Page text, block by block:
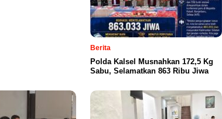
Berita
Polda Kalsel Musnahkan 172,5 Kg
Sabu, Selamatkan 863 Ribu Jiwa